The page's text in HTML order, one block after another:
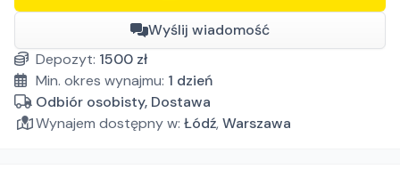
Wyślij wiadomość
Depozyt: 1500 zł
Min. okres wynajmu: 1 dzień
Odbiór osobisty, Dostawa
Wynajem dostępny w: Łódź,Warszawa